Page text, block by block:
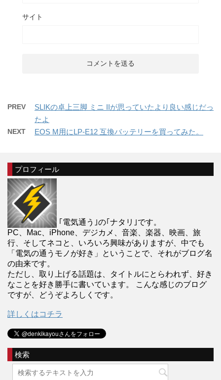
サイト
PREV
SLIKの卓上三脚 ミニ IIが思っていたより良い感じだっ
たよ
NEXT EOS M用にLP-E12 互換バッテリーを買ってみた。
プロフィール
｢電気通う｣の｢ナタリ｣です。
PC、Mac、iPhone、デジカメ、音楽、楽器、映画、旅
行、そしてネコと、いろいろ興味がありますが、中でも
「電気の通うモノが好き」ということで、それがブログ名
の由来です。
ただし、取り上げる話題は、タイトルにとらわれず、好き
なことを好き勝手に書いています。 こんな感じのブログ
ですが、どうぞよろしくです。
詳しくはコチラ
検索